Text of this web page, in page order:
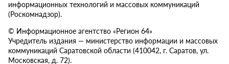
информационных технологий и массовых коммуникаций
(Роскомнадзор).
© Информационное агентство «Регион 64»
Учредитель издания — министерство информации и массовых
коммуникаций Саратовской области (410042, г. Саратов, ул.
Московская, д. 72).